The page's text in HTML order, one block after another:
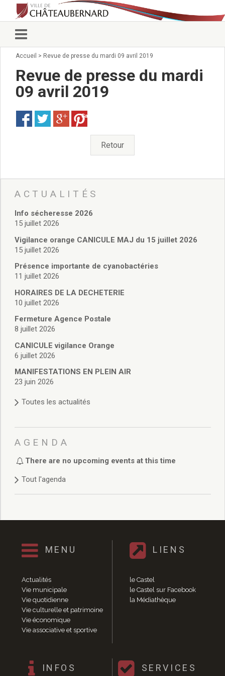
Vie municipale
Conseillers municipaux
Commissions 2026
Arrêtés du Maire
Services municipaux
Pour venir nous voir
administratives
Services Techniques
Affaires Scolaires
Vie associative
Police Municipale/règlementation
Cimetière/réglementation funéraire
Services en ligne
Licences boissons
Cadastre
Actes d’état civil
Budget de Fonctionnement
Budget d’Investissement
Conseils municipaux
Règlement du conseil municipal
Délibérations 2025
Délibérations 2022
Délibérations 2021
Délibérations 2020
Délibérations 2019
Délibérations 2018
Délibérations 2014
Délibérations 2013
Délibérations 2011
Délibérations 2010
Délibérations 2009
Délibérations 2008
Agenda réunions publiques
Marchés publics
Vie quotidienne
Accueil > Revue de presse du mardi 09 avril 2019
Revue de presse du mardi
09 avril 2019
Save
Retour
ACTUALITÉS
Info sécheresse 2026
15 juillet 2026
Vigilance orange CANICULE MAJ du 15 juillet 2026
15 juillet 2026
Présence importante de cyanobactéries
11 juillet 2026
HORAIRES DE LA DECHETERIE
10 juillet 2026
Fermeture Agence Postale
8 juillet 2026
CANICULE vigilance Orange
6 juillet 2026
MANIFESTATIONS EN PLEIN AIR
23 juin 2026
Toutes les actualités
AGENDA
There are no upcoming events at this time
Tout l'agenda
MENU
Actualités
Vie municipale
Vie quotidienne
Vie culturelle et patrimoine
Vie économique
Vie associative et sportive
LIENS
le Castel
le Castel sur Facebook
la Médiathèque
INFOS SERVICES